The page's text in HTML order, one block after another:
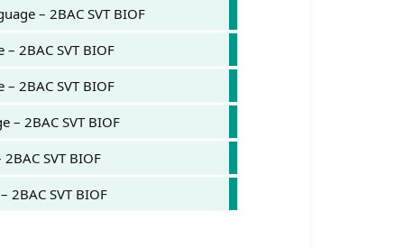
– 2BAC SVT BIOF.
2BAC SVT BIOF.
2BAC SVT BIOF.
– 2BAC SVT BIOF.
SVT BIOF.
SVT BIOF.